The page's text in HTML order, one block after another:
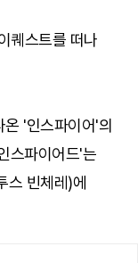
퀘스트를 떠나
'인스파이어'의
스파이어드'는
스 빈체레)에